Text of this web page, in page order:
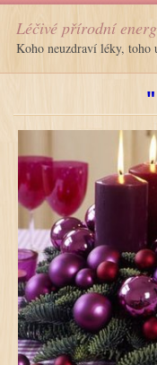
Léčivé přírodní
Koho neuzdraví léky,